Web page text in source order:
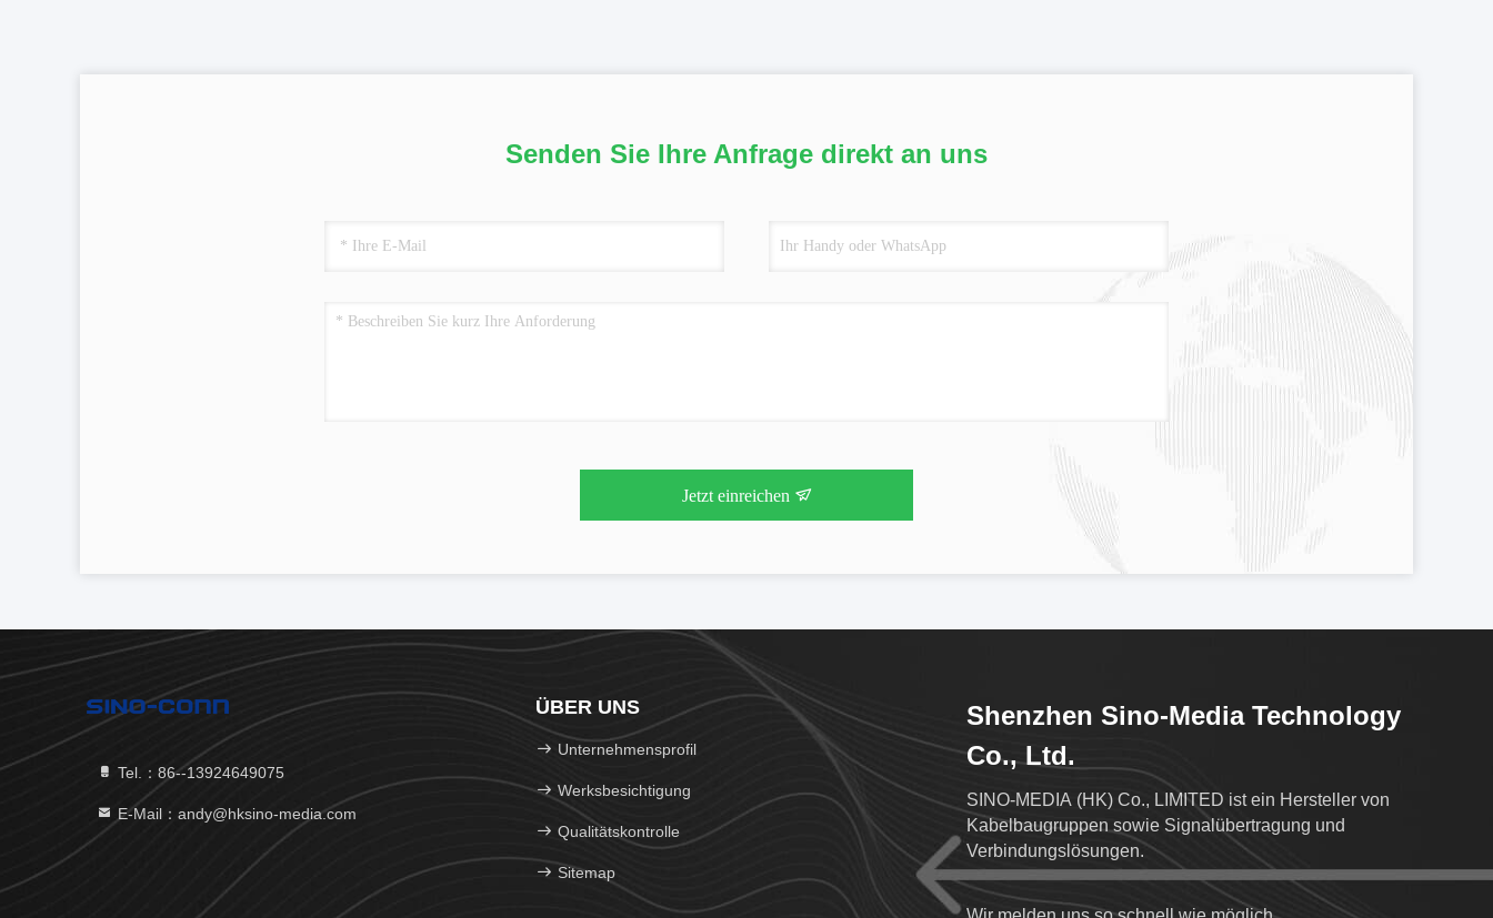
Senden Sie Ihre Anfrage direkt an uns
Jetzt einreichen
Tel.：86--13924649075
E-Mail：andy@hksino-media.com
ÜBER UNS
Unternehmensprofil
Werksbesichtigung
Qualitätskontrolle
Sitemap
Shenzhen Sino-Media Technology
Co., Ltd.
SINO-MEDIA (HK) Co., LIMITED ist ein Hersteller von
Kabelbaugruppen sowie Signalübertragung und
Verbindungslösungen.